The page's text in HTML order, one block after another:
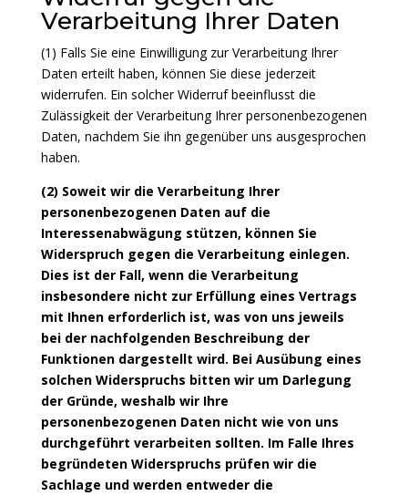
Verarbeitung Ihrer Daten
(1) Falls Sie eine Einwilligung zur Verarbeitung Ihrer
Daten erteilt haben, können Sie diese jederzeit
widerrufen. Ein solcher Widerruf beeinflusst die
Zulässigkeit der Verarbeitung Ihrer personenbezogenen
Daten, nachdem Sie ihn gegenüber uns ausgesprochen
haben.
(2) Soweit wir die Verarbeitung Ihrer
personenbezogenen Daten auf die
Interessenabwägung stützen, können Sie
Widerspruch gegen die Verarbeitung einlegen.
Dies ist der Fall, wenn die Verarbeitung
insbesondere nicht zur Erfüllung eines Vertrags
mit Ihnen erforderlich ist, was von uns jeweils
bei der nachfolgenden Beschreibung der
Funktionen dargestellt wird. Bei Ausübung eines
solchen Widerspruchs bitten wir um Darlegung
der Gründe, weshalb wir Ihre
personenbezogenen Daten nicht wie von uns
durchgeführt verarbeiten sollten. Im Falle Ihres
begründeten Widerspruchs prüfen wir die
Sachlage und werden entweder die